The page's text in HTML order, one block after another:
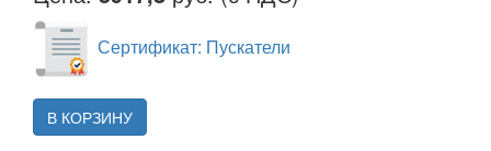
Сертификат: Пускатели
В КОРЗИНУ